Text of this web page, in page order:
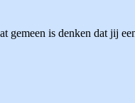
gemeen is denken dat jij